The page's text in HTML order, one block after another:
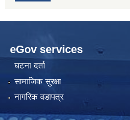
eGov services
घटना दर्ता
सामाजिक सुरक्षा
नागरिक वडापत्र